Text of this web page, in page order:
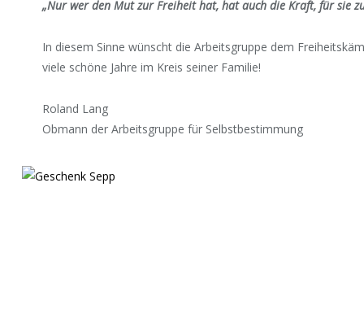
„Nur wer den Mut zur Freiheit hat, hat auch die Kraft, für sie
In diesem Sinne wünscht die Arbeitsgruppe dem
viele schöne Jahre im Kreis seiner Familie!
Roland Lang
Obmann der Arbeitsgruppe für Selbstbestimmung